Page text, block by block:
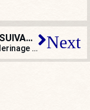
ARTICLE SUIVANT
[EDITO] Pèlerinage de Chartres : les tradis sortent du placard. Maintenant on fait quoi ? Next